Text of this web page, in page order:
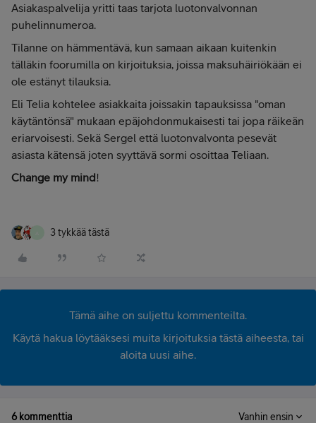
Asiakaspalvelija yritti taas tarjota luotonvalvonnan
puhelinnumeroa.
Tilanne on hämmentävä, kun samaan aikaan kuitenkin
tälläkin foorumilla on kirjoituksia, joissa maksuhäiriökään ei
ole estänyt tilauksia.
Eli Telia kohtelee asiakkaita joissakin tapauksissa "oman
käytäntönsä" mukaan epäjohdonmukaisesti tai jopa räikeän
eriarvoisesti. Sekä Sergel että luotonvalvonta pesevät
asiasta kätensä joten syyttävä sormi osoittaa Teliaan.
Change my mind!
3 tykkää tästä
Tämä aihe on suljettu kommenteilta.
Käytä hakua löytääksesi muita kirjoituksia tästä aiheesta, tai
aloita uusi aihe.
6 kommenttia Vanhin ensin